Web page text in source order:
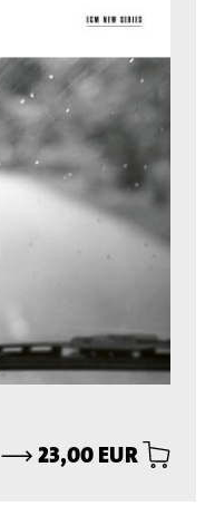
⟶23,00 EUR